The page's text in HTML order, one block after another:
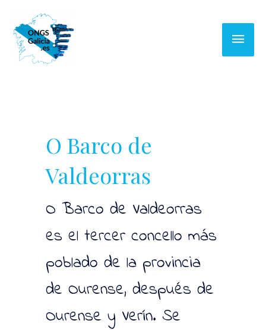
contenido
Menú
O Barco de
Valdeorras
O Barco de Valdeorras
es el tercer concello más
poblado de la provincia
de Ourense, después de
Ourense y Verín. Se